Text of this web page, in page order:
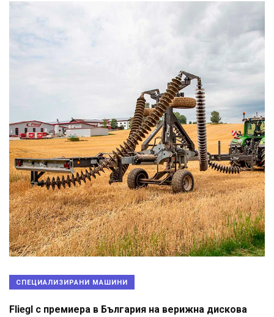
СПЕЦИАЛИЗИРАНИ МАШИНИ
Fliegl с премиера в България на верижна дискова